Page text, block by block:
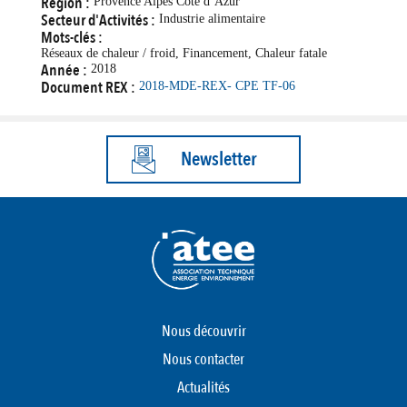
Secteur d'Activités : Industrie alimentaire
Mots-clés :
Réseaux de chaleur / froid, Financement, Chaleur fatale
Année : 2018
Document REX : 2018-MDE-REX- CPE TF-06
Newsletter
Nous découvrir
Nous contacter
Actualités